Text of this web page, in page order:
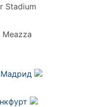
Stadium
Мадрид